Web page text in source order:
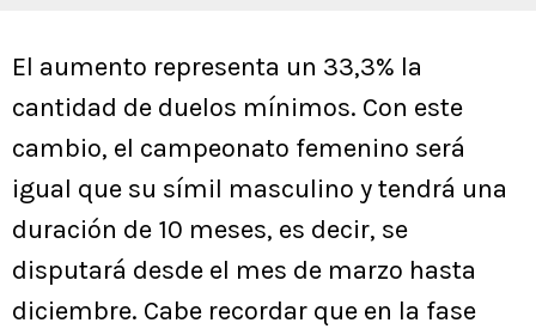
El aumento representa un 33,3% la
cantidad de duelos mínimos. Con este
cambio, el campeonato femenino será
igual que su símil masculino y tendrá una
duración de 10 meses, es decir, se
disputará desde el mes de marzo hasta
diciembre. Cabe recordar que en la fase